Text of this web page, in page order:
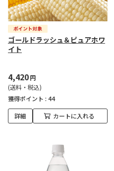
ゴールドラッシュ＆ピュアホワ
イト
4,420円
(送料・税込)
獲得ポイント : 44
詳細 カートに入れる